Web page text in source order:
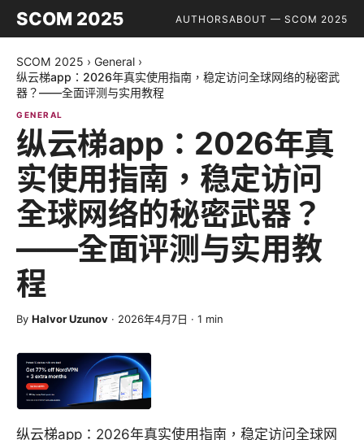
SCOM 2025 AUTHORSABOUT — SCOM 2025
SCOM 2025 › General ›
纵云梯app：2026年真实使用指南，稳定访问全球网络的秘密武
器？——全面评测与实用教程
GENERAL
纵云梯app：2026年真
实使用指南，稳定访问
全球网络的秘密武器？
——全面评测与实用教
程
By Halvor Uzunov · 2026年4月7日 · 1 min
纵云梯app：2026年真实使用指南，稳定访问全球网